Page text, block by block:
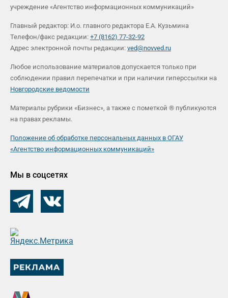
учреждение «Агентство информационных коммуникаций»
Главный редактор: И.о. главного редактора Е.А. Кузьмина
Телефон/факс редакции: +7 (8162) 77-32-92
Адрес электронной почты редакции: ved@novved.ru
Любое использование материалов допускается только при
соблюдении правил перепечатки и при наличии гиперссылки на
Новгородские ведомости
Материалы рубрики «Бизнес», а также с пометкой ® публикуются
на правах рекламы.
Положение об обработке персональных данных в ОГАУ
«Агентство информационных коммуникаций»
Мы в соцсетях